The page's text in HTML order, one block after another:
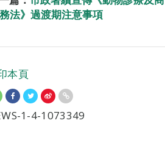
法》過渡期注意事項
本頁
1-4-1073349